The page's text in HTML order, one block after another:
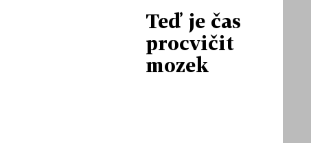
Teď je čas
procvičit
mozek